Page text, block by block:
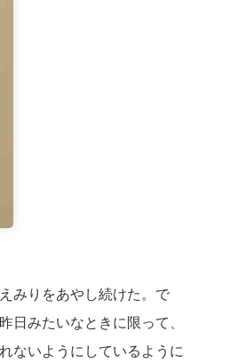
みりをあやし続けた。で
日みたいなときに限って、
ないようにしているように